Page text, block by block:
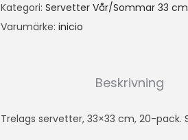
Kategori: Servetter Vår/Sommar 33 cm
Varumärke: inicio
Beskrivning
Trelags servetter, 33×33 cm, 20-pack.